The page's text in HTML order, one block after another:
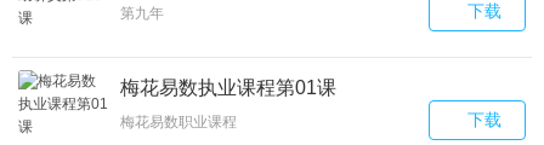
第九年 下载
梅花易数执业课程第01课
梅花易数职业课程 下载